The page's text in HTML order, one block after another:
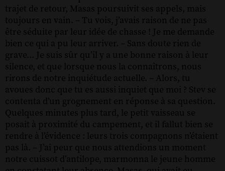
trajet de retour, Masas poursuivit ses appels, mais
toujours en vain. – Tu vois, j’avais raison de ne pas
être séduite par leur idée de chasse ! Je me demande
bien ce qui a pu leur arriver. – Sans doute rien de
grave... Je suis sûr qu’il y a une bonne raison à leur
silence, et que lorsque nous la connaîtrons, nous
rirons de notre inquiétude actuelle. – Alors, tu
avoues donc que tu es aussi inquiet que moi ? Stev se
contenta d’un grognement en réponse à sa question.
Quelques minutes plus tard, le petit vaisseau se
posait à proximité du campement, et il fallut bien se
rendre à l’évidence : leurs trois compagnons n’étaient
pas là. – J’ai peur que nous attendions un moment
notre cuissot d’antilope, marmonna le jeune homme